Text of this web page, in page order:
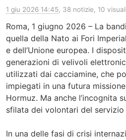
1 giu 2026 14:45, 38 notizie, 10
Roma, 1 giugno 2026 – La
quella della Nato ai Fori
e dell’Unione europea. I
generazioni di velivoli
utilizzati dai cacciamine, che
impiegati in una futura
Hormuz. Ma anche l’incognita
sfilata dei volontari del servizio
In una delle fasi di crisi